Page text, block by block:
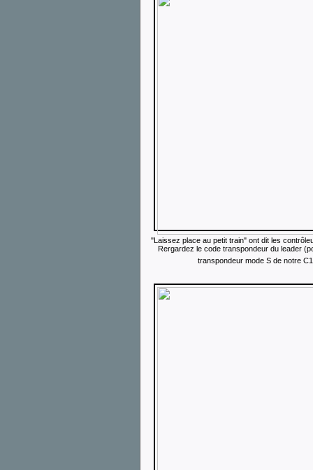
"Laissez place au petit train" ont dit les
Rergardez le code transpondeur du leader
transpondeur mode S de notre